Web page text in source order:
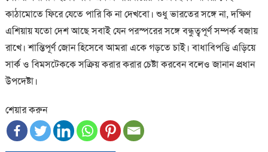
কাঠামোতে ফিরে যেতে পারি কি না দেখবো। শুধু ভারতের সঙ্গে না, দক্ষিণ
এশিয়ায় যতো দেশ আছে সবাই যেন পরস্পরের সঙ্গে বন্ধুত্বপূর্ণ সম্পর্ক বজায়
রাখে। শান্তিপূর্ণ জোন হিসেবে আমরা একে গড়তে চাই। বাধাবিপত্তি এড়িয়ে
সার্ক ও বিমসটেককে সক্রিয় করার করার চেষ্টা করবেন বলেও জানান প্রধান
উপদেষ্টা।
শেয়ার করুন